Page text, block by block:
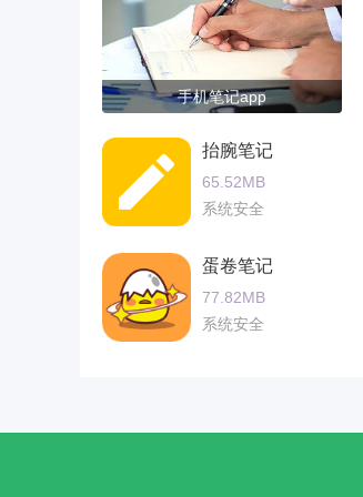
手机笔记app
抬腕笔记
65.52MB
系统安全
蛋卷笔记
77.82MB
系统安全